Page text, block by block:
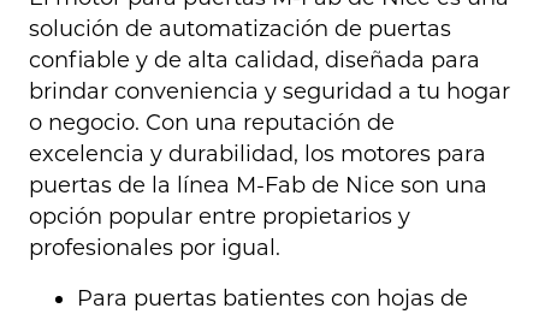
solución de automatización de puertas
confiable y de alta calidad, diseñada para
brindar conveniencia y seguridad a tu hogar
o negocio. Con una reputación de
excelencia y durabilidad, los motores para
puertas de la línea M-Fab de Nice son una
opción popular entre propietarios y
profesionales por igual.
Para puertas batientes con hojas de